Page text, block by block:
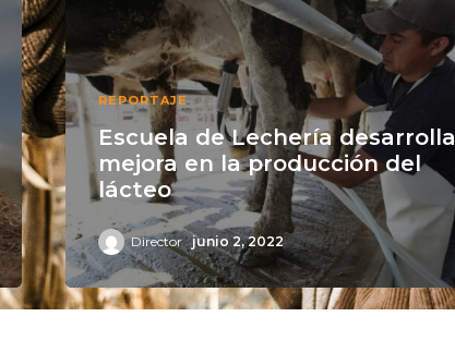
REPORTAJE
Escuela de Lechería desarrolla
mejora en la producción del
lácteo
Director junio 2, 2022